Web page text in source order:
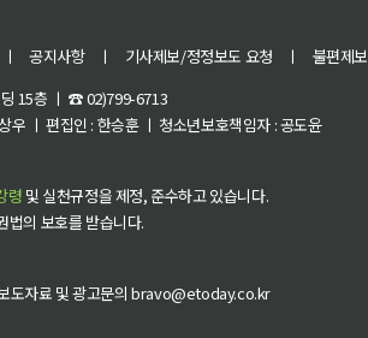
ㅣ 공지사항 ㅣ 기사제보/정정보도 요청 ㅣ 불편제보
딩 15층 ㅣ ☎ 02)799-6713
우 ㅣ 편집인 : 한승훈 ㅣ 청소년보호책임자 : 공도윤
령 및 실천규정을 제정, 준수하고 있습니다.
법의 보호를 받습니다.
도자료 및 광고문의 bravo@etoday.co.kr